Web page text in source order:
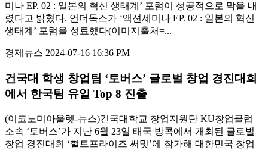
미나 EP. 02 : 일본의 혁신 생태계’ 포럼이 성공적으로 막을 내
렸다고 밝혔다. 언더독스가 ‘액션세미나 EP. 02 : 일본의 혁신
생태계’ 포럼을 성료했다(이미지출처=...
경제뉴스 2024-07-16 16:36 PM
건국대 학생 창업팀 ‘토버스’ 글로벌 창업 경진대회
에서 한국팀 유일 Top 8 진출
(이코노미아울렛-뉴스)건국대학교 창업지원단 KU창업클럽
소속 ‘토버스’가 지난 6월 23일 태국 방콕에서 개최된 글로벌
창업 경진대회 ‘헐트프라이즈 써밋’에 참가해 대한민국 창업